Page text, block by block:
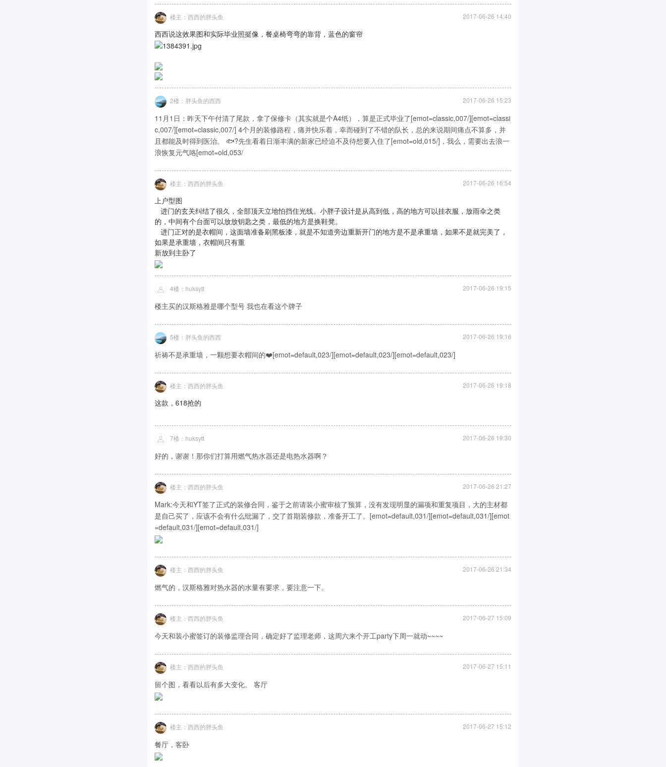
楼主：西西的胖头鱼 2017-06-26 14:40
西西说这效果图和实际毕业照挺像，餐桌椅弯弯的靠背，蓝色的窗帘
2楼：胖头鱼的西西 2017-06-26 15:23
11月1日：昨天下午付清了尾款，拿了保修卡（其实就是个A4纸），算是正式毕业了[emot=classic,007/][emot=classi
c,007/][emot=classic,007/] 4个月的装修路程，痛并快乐着，幸而碰到了不错的队长，总的来说期间痛点不算多，并
且都能及时得到医治。 🐟?先生看着日渐丰满的新家已经迫不及待想要入住了[emot=old,015/]，我么，需要出去浪一
浪恢复元气咯[emot=old,053/
楼主：西西的胖头鱼 2017-06-26 16:54
上户型图
进门的玄关纠结了很久，全部顶天立地怕挡住光线。小胖子设计是从高到低，高的地方可以挂衣服，放雨伞之类
的，中间有个台面可以放放钥匙之类，最低的地方是换鞋凳。
进门正对的是衣帽间，这面墙准备刷黑板漆，就是不知道旁边重新开门的地方是不是承重墙，如果不是就完美了，
如果是承重墙，衣帽间只有重
新放到主卧了
4楼：huksytt 2017-06-26 19:15
楼主买的汉斯格雅是哪个型号 我也在看这个牌子
5楼：胖头鱼的西西 2017-06-26 19:16
祈祷不是承重墙，一颗想要衣帽间的❤️[emot=default,023/][emot=default,023/][emot=default,023/]
楼主：西西的胖头鱼 2017-06-26 19:18
这款，618抢的
7楼：huksytt 2017-06-26 19:30
好的，谢谢！那你们打算用燃气热水器还是电热水器啊？
楼主：西西的胖头鱼 2017-06-26 21:27
Mark:今天和YT签了正式的装修合同，鉴于之前请装小蜜审核了预算，没有发现明显的漏项和重复项目，大的主材都
是自己买了，应该不会有什么纰漏了，交了首期装修款，准备开工了。[emot=default,031/][emot=default,031/][emot
=default,031/][emot=default,031/]
楼主：西西的胖头鱼 2017-06-26 21:34
燃气的，汉斯格雅对热水器的水量有要求，要注意一下。
楼主：西西的胖头鱼 2017-06-27 15:09
今天和装小蜜签订的装修监理合同，确定好了监理老师，这周六来个开工party下周一就动~~~~
楼主：西西的胖头鱼 2017-06-27 15:11
留个图，看看以后有多大变化。 客厅
楼主：西西的胖头鱼 2017-06-27 15:12
餐厅，客卧